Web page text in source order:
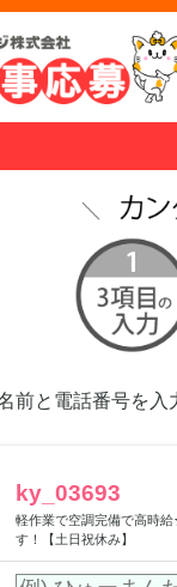
前と電話番号を
ky_03693
軽作業で空調完備で高時
す！【土日祝休み】